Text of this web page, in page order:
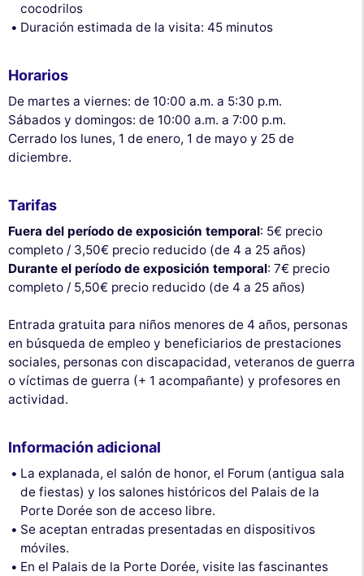
cocodrilos
Duración estimada de la visita: 45 minutos
Horarios
De martes a viernes: de 10:00 a.m. a 5:30 p.m.
Sábados y domingos: de 10:00 a.m. a 7:00 p.m.
Cerrado los lunes, 1 de enero, 1 de mayo y 25 de
diciembre.
Tarifas
Fuera del período de exposición temporal: 5€ precio
completo / 3,50€ precio reducido (de 4 a 25 años)
Durante el período de exposición temporal: 7€ precio
completo / 5,50€ precio reducido (de 4 a 25 años)
Entrada gratuita para niños menores de 4 años, personas
en búsqueda de empleo y beneficiarios de prestaciones
sociales, personas con discapacidad, veteranos de guerra
o víctimas de guerra (+ 1 acompañante) y profesores en
actividad.
Información adicional
La explanada, el salón de honor, el Forum (antigua sala
de fiestas) y los salones históricos del Palais de la
Porte Dorée son de acceso libre.
Se aceptan entradas presentadas en dispositivos
móviles.
En el Palais de la Porte Dorée, visite las fascinantes